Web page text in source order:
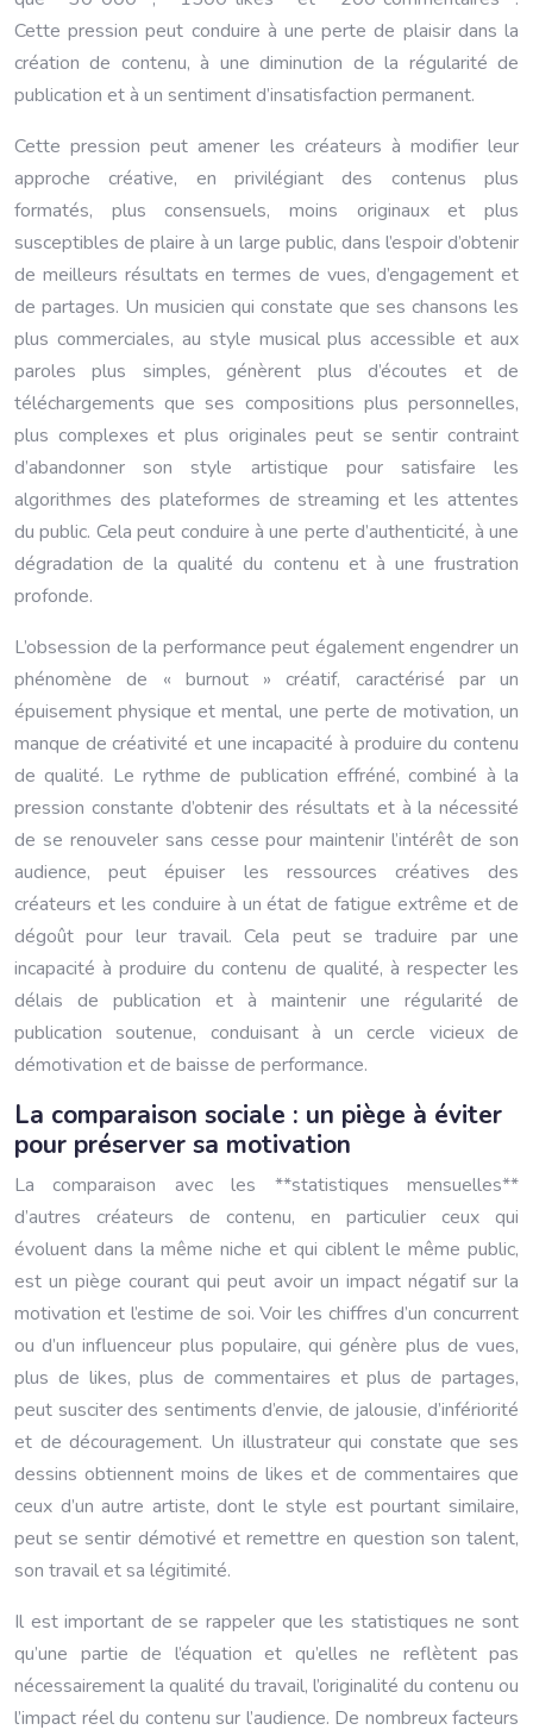
Cette pression peut conduire à une perte de plaisir dans la
création de contenu, à une diminution de la régularité de
publication et à un sentiment d’insatisfaction permanent.
Cette pression peut amener les créateurs à modifier leur
approche créative, en privilégiant des contenus plus
formatés, plus consensuels, moins originaux et plus
susceptibles de plaire à un large public, dans l’espoir d’obtenir
de meilleurs résultats en termes de vues, d’engagement et
de partages. Un musicien qui constate que ses chansons les
plus commerciales, au style musical plus accessible et aux
paroles plus simples, génèrent plus d’écoutes et de
téléchargements que ses compositions plus personnelles,
plus complexes et plus originales peut se sentir contraint
d’abandonner son style artistique pour satisfaire les
algorithmes des plateformes de streaming et les attentes
du public. Cela peut conduire à une perte d’authenticité, à une
dégradation de la qualité du contenu et à une frustration
profonde.
L’obsession de la performance peut également engendrer un
phénomène de « burnout » créatif, caractérisé par un
épuisement physique et mental, une perte de motivation, un
manque de créativité et une incapacité à produire du contenu
de qualité. Le rythme de publication effréné, combiné à la
pression constante d’obtenir des résultats et à la nécessité
de se renouveler sans cesse pour maintenir l’intérêt de son
audience, peut épuiser les ressources créatives des
créateurs et les conduire à un état de fatigue extrême et de
dégoût pour leur travail. Cela peut se traduire par une
incapacité à produire du contenu de qualité, à respecter les
délais de publication et à maintenir une régularité de
publication soutenue, conduisant à un cercle vicieux de
démotivation et de baisse de performance.
La comparaison sociale : un piège à éviter
pour préserver sa motivation
La comparaison avec les **statistiques mensuelles**
d’autres créateurs de contenu, en particulier ceux qui
évoluent dans la même niche et qui ciblent le même public,
est un piège courant qui peut avoir un impact négatif sur la
motivation et l’estime de soi. Voir les chiffres d’un concurrent
ou d’un influenceur plus populaire, qui génère plus de vues,
plus de likes, plus de commentaires et plus de partages,
peut susciter des sentiments d’envie, de jalousie, d’infériorité
et de découragement. Un illustrateur qui constate que ses
dessins obtiennent moins de likes et de commentaires que
ceux d’un autre artiste, dont le style est pourtant similaire,
peut se sentir démotivé et remettre en question son talent,
son travail et sa légitimité.
Il est important de se rappeler que les statistiques ne sont
qu’une partie de l’équation et qu’elles ne reflètent pas
nécessairement la qualité du travail, l’originalité du contenu ou
l’impact réel du contenu sur l’audience. De nombreux facteurs